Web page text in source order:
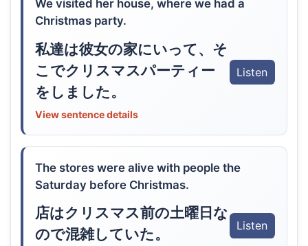
We visited her house, where we had a
Christmas party.
私達は彼女の家にいって、そ
こでクリスマスパーティー
をしました。
Listen
View sentence details
The stores were alive with people the
Saturday before Christmas.
店はクリスマス前の土曜日な
ので混雑していた。
Listen